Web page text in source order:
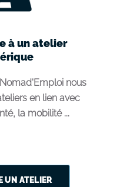
à un atelier
nous
en lien avec
la mobilité ...
UN ATELIER